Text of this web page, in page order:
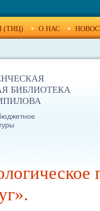
(ТИЦ) О НАС
БИБЛИОТЕКА